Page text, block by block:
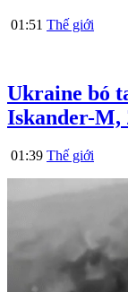
01:51 Thế giới
Ukraine bó
Iskander-M,
01:39 Thế giới